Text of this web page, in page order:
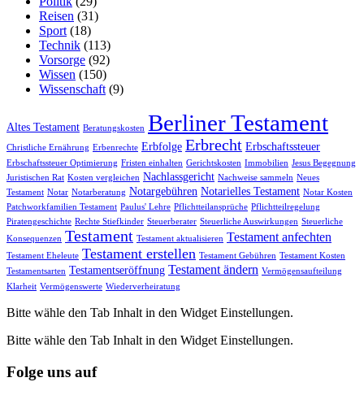
Reisen (31)
Sport (18)
Technik (113)
Vorsorge (92)
Wissen (150)
Wissenschaft (9)
Altes Testament Beratungskosten Berliner Testament
Christliche Ernährung Erbenrechte Erbfolge Erbrecht Erbschaftssteuer
Erbschaftssteuer Optimierung Fristen einhalten Gerichtskosten Immobilien Jesus Begegnung
Juristischen Rat Kosten vergleichen Nachlassgericht Nachweise sammeln Neues
Testament Notar Notarberatung Notargebühren Notarielles Testament Notar Kosten
Patchworkfamilien Testament Paulus' Lehre Pflichtteilansprüche Pflichtteilregelung
Piratengeschichte Rechte Stiefkinder Steuerberater Steuerliche Auswirkungen Steuerliche
Konsequenzen Testament Testament aktualisieren Testament anfechten
Testament Eheleute Testament erstellen Testament Gebühren Testament Kosten
Testamentsarten Testamentseröffnung Testament ändern Vermögensaufteilung
Klarheit Vermögenswerte Wiederverheiratung
Bitte wähle den Tab Inhalt in den Widget Einstellungen.
Bitte wähle den Tab Inhalt in den Widget Einstellungen.
Folge uns auf